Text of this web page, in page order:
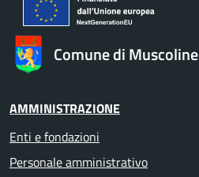
Comune di Muscoline
AMMINISTRAZIONE
Enti e fondazioni
Personale amministrativo